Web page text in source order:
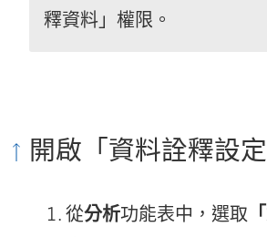
釋資料」權限。
開啟「資料詮釋設
從分析功能表中，選取